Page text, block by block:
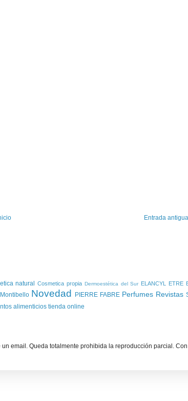
Entrada antigua
naturalCosmetica propia Dermoestética del Sur ELANCYL ETRE
Montibello Novedad PIERRE FABRE Perfumes Revistas
alimenticios tienda online
email. Queda totalmente prohibida la reproducción parcial.